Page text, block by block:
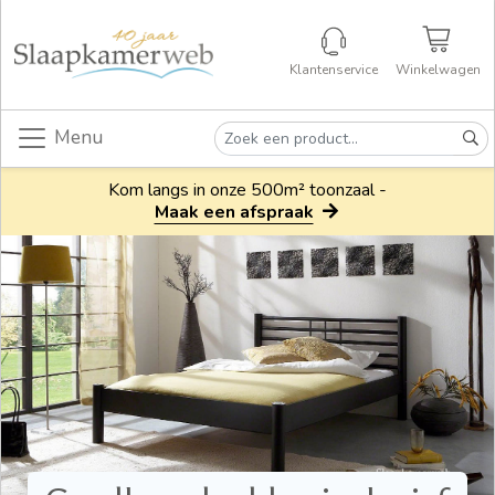
Klantenservice Winkelwagen
Menu
Kom langs in onze 500m² toonzaal -
Maak een afspraak